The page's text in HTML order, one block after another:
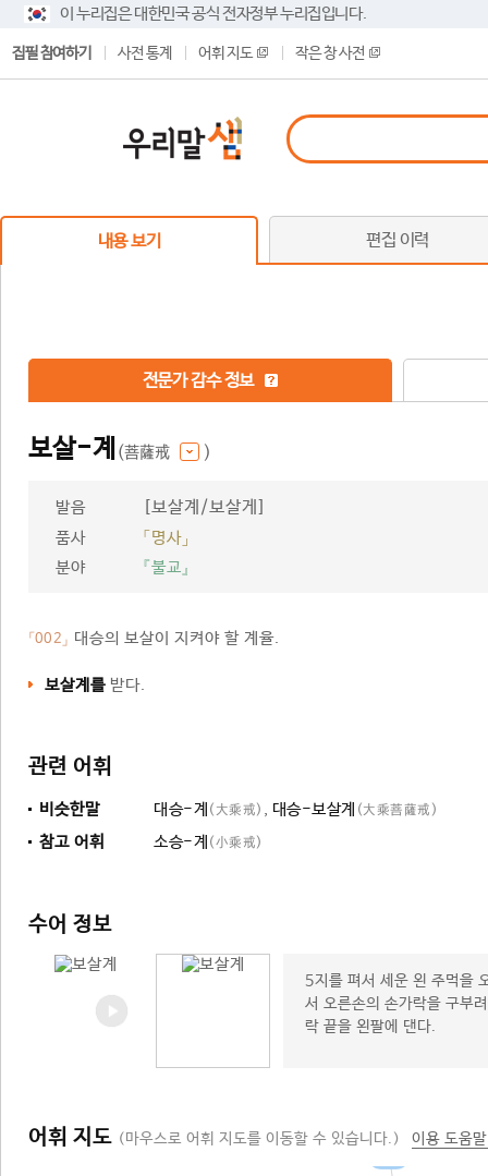
이 누리집은 대한민국 공식 전자정부 누리집입니다.
집필 참여하기 사전 통계 어휘 지도 작은 창 사전
내용 보기 편집 이력
전문가 감수 정보
보살-계 (菩薩戒 )
발음 [보살계/보살게]
품사
「명사」
분야
『불교』
「002」 대승의 보살이 지켜야 할 계율.
보살계를 받다.
관련 어휘
비슷한말 대승-계 (大乘戒) , 대승-보살계 (大乘菩薩戒)
참고 어휘 소승-계 (小乘戒)
수어 정보
5지를 펴서 세운 왼 주먹을
서 오른손의 손가락을 구부
락 끝을 왼팔에 댄다.
어휘 지도 (마우스로 어휘 지도를 이동할 수 있습니다.) 이용 도움